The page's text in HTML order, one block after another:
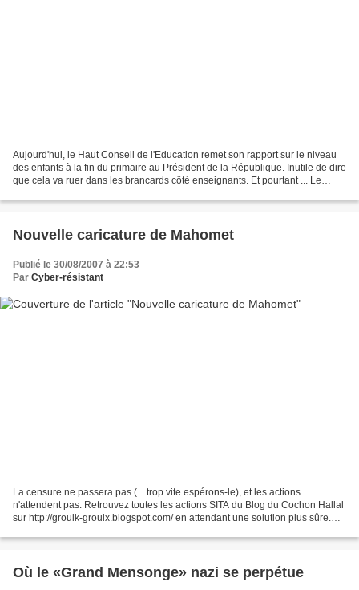
Aujourd'hui, le Haut Conseil de l'Education remet son rapport sur le niveau
des enfants à la fin du primaire au Président de la République. Inutile de dire
que cela va ruer dans les brancards côté enseignants. Et pourtant ... Le
Nouvelle caricature de Mahomet
Publié le 30/08/2007 à 22:53
Par Cyber-résistant
La censure ne passera pas (... trop vite espérons-le), et les actions
n'attendent pas. Retrouvez toutes les actions SITA du Blog du Cochon Hallal
sur http://grouik-grouix.blogspot.com/ en attendant une solution plus sûre.
Où le «Grand Mensonge» nazi se perpétue